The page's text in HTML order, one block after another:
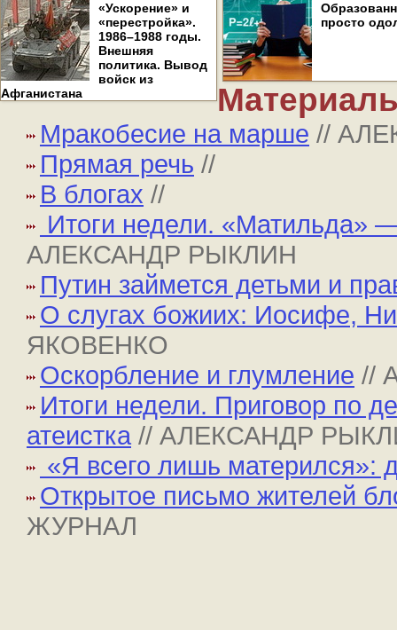
«Ускорение» и
«перестройка».
1986–1988 годы.
Внешняя
политика. Вывод
войск из
Афганистана
просто
Мракобесие на марше //
Прямая речь //
В блогах //
Итоги недели. «Матильда»
АЛЕКСАНДР РЫКЛИН
Путин займется детьми и
О слугах божиих: Иосифе,
ЯКОВЕНКО
Оскорбление и глумление //
Итоги недели. Приговор по
атеистка // АЛЕКСАНДР
«Я всего лишь матерился»:
Открытое письмо жителей
ЖУРНАЛ